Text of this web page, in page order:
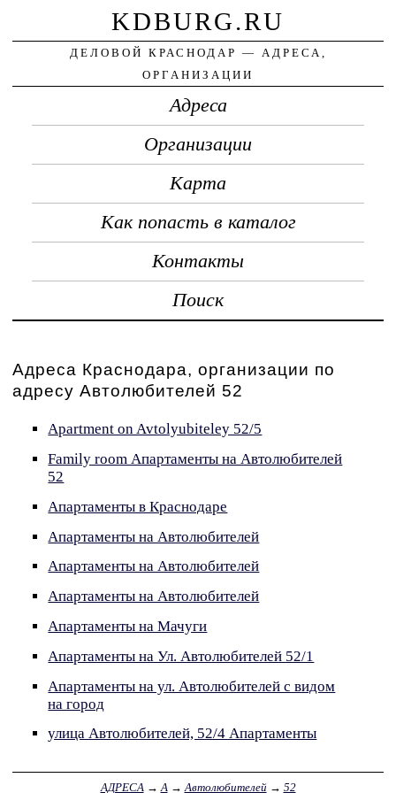
KDBURG.RU
ДЕЛОВОЙ КРАСНОДАР — АДРЕСА,
ОРГАНИЗАЦИИ
Адреса
Организации
Карта
Как попасть в каталог
Контакты
Поиск
Адреса Краснодара, организации по
адресу Автолюбителей 52
Apartment on Avtolyubiteley 52/5
Family room Апартаменты на Автолюбителей
52
Апартаменты в Краснодаре
Апартаменты на Автолюбителей
Апартаменты на Автолюбителей
Апартаменты на Автолюбителей
Апартаменты на Мачуги
Апартаменты на Ул. Автолюбителей 52/1
Апартаменты на ул. Автолюбителей с видом
на город
улица Автолюбителей, 52/4 Апартаменты
АДРЕСА → А → Автолюбителей→ 52